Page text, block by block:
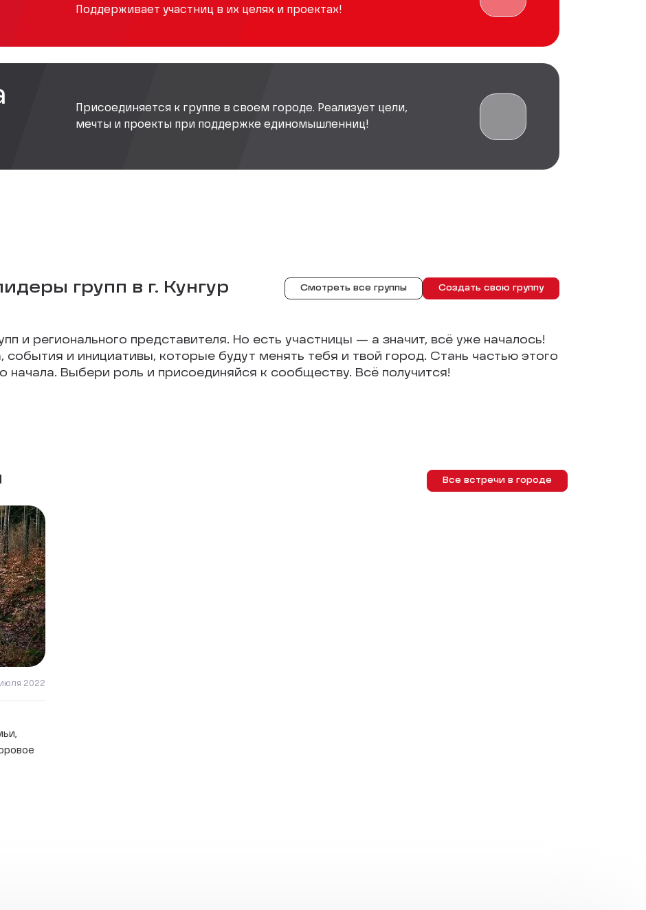
Поддерживает участниц в их целях и проектах!
Присоединяется к группе в своем городе. Реализует цели,
мечты и проекты при поддержке единомышленниц!
групп в г. Кунгур Смотреть все группы Создать свою группу
и регионального представителя. Но есть участницы — а значит, всё уже началось!
и инициативы, которые будут менять тебя и твой город. Стань частью этого
начала. Выбери роль и присоединяйся к сообществу. Всё получится!
Все встречи в городе
2022